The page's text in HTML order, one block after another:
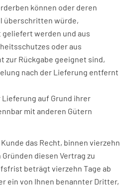
können oder deren
überschritten würde,
werden und aus
oder aus
zur Rückgabe geeignet sind,
nach der Lieferung entfernt
Lieferung auf Grund ihrer
mit anderen Gütern
das Recht, binnen vierzehn
diesen Vertrag zu
beträgt vierzehn Tage ab
ein von Ihnen benannter Dritter,